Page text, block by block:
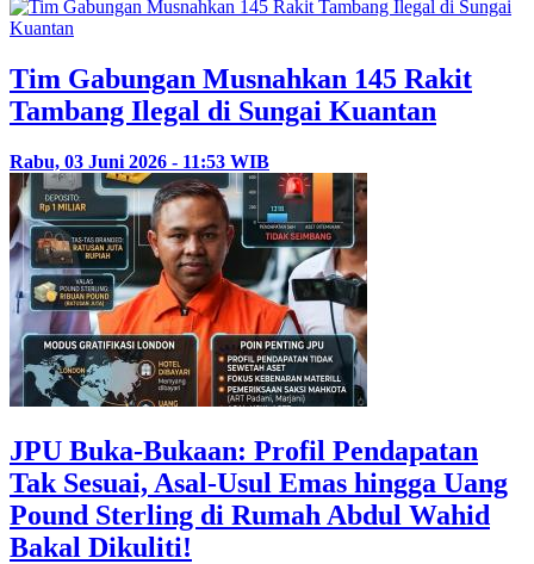
Tim Gabungan Musnahkan 145 Rakit
Tambang Ilegal di Sungai Kuantan
Rabu, 03 Juni 2026 - 11:53 WIB
JPU Buka-Bukaan: Profil Pendapatan
Tak Sesuai, Asal-Usul Emas hingga Uang
Pound Sterling di Rumah Abdul Wahid
Bakal Dikuliti!